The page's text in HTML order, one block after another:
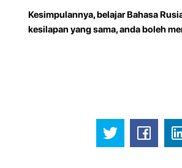
Kesimpulannya, belajar Bahasa
kesilapan yang sama, anda boleh